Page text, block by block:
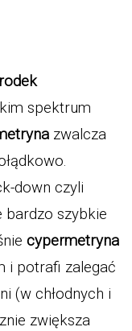
spektrum
zwalcza
down czyli
bardzo szybkie
cypermetryna
i potrafi zalegać
(w chłodnych i
zwiększa